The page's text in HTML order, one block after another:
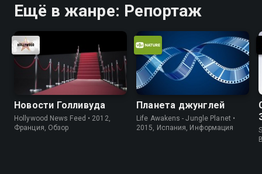
Ещё в жанре: Репортаж
Новости Голливуда
Hollywood News Feed • 2012,
Франция, Обзор
Планета джунглей
Life Awakens - Jungle Planet •
2015, Испания, Информация